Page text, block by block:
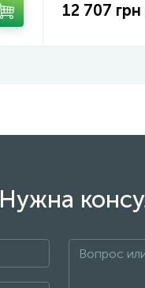
12 707 грн
Нужна